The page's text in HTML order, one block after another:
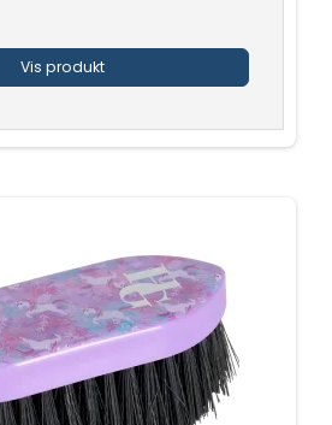
Vis produkt